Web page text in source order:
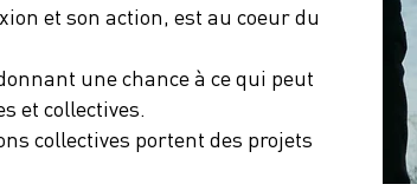
et son action, est au coeur du
une chance à ce qui peut
et collectives.
collectives portent des projets